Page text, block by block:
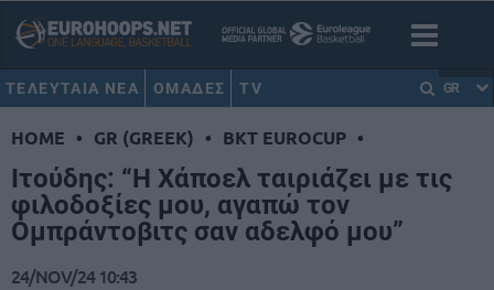
ΤΕΛΕΥΤΑΙΑ ΝΕΑ ΟΜΑΔΕΣ TV GR
HOME • GR (GREEK) • BKT EUROCUP •
Ιτούδης: “Η Χάποελ ταιριάζει με τις
φιλοδοξίες μου, αγαπώ τον
Ομπράντοβιτς σαν αδελφό μου”
24/NOV/24 10:43